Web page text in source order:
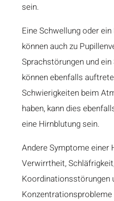
sein.
Eine Schwellung oder
können auch zu
Sprachstörungen und
können ebenfalls
Schwierigkeiten beim
haben, kann dies
eine Hirnblutung sein.
Andere Symptome einer
Verwirrtheit,
Koordinationsstörungen
Konzentrationsprobleme